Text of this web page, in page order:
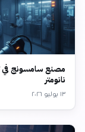
نانومتر
١٣ يوليو ٢٠٢٦